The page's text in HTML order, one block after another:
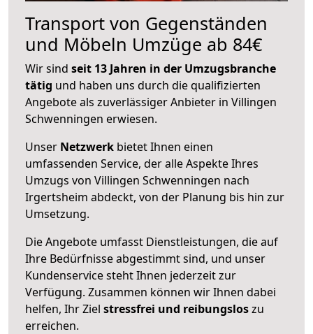
Transport von Gegenständen
und Möbeln Umzüge ab 84€
Wir sind seit 13 Jahren in der Umzugsbranche
tätig und haben uns durch die qualifizierten
Angebote als zuverlässiger Anbieter in Villingen
Schwenningen erwiesen.
Unser Netzwerk bietet Ihnen einen
umfassenden Service, der alle Aspekte Ihres
Umzugs von Villingen Schwenningen nach
Irgertsheim abdeckt, von der Planung bis hin zur
Umsetzung.
Die Angebote umfasst Dienstleistungen, die auf
Ihre Bedürfnisse abgestimmt sind, und unser
Kundenservice steht Ihnen jederzeit zur
Verfügung. Zusammen können wir Ihnen dabei
helfen, Ihr Ziel stressfrei und reibungsloszu
erreichen.